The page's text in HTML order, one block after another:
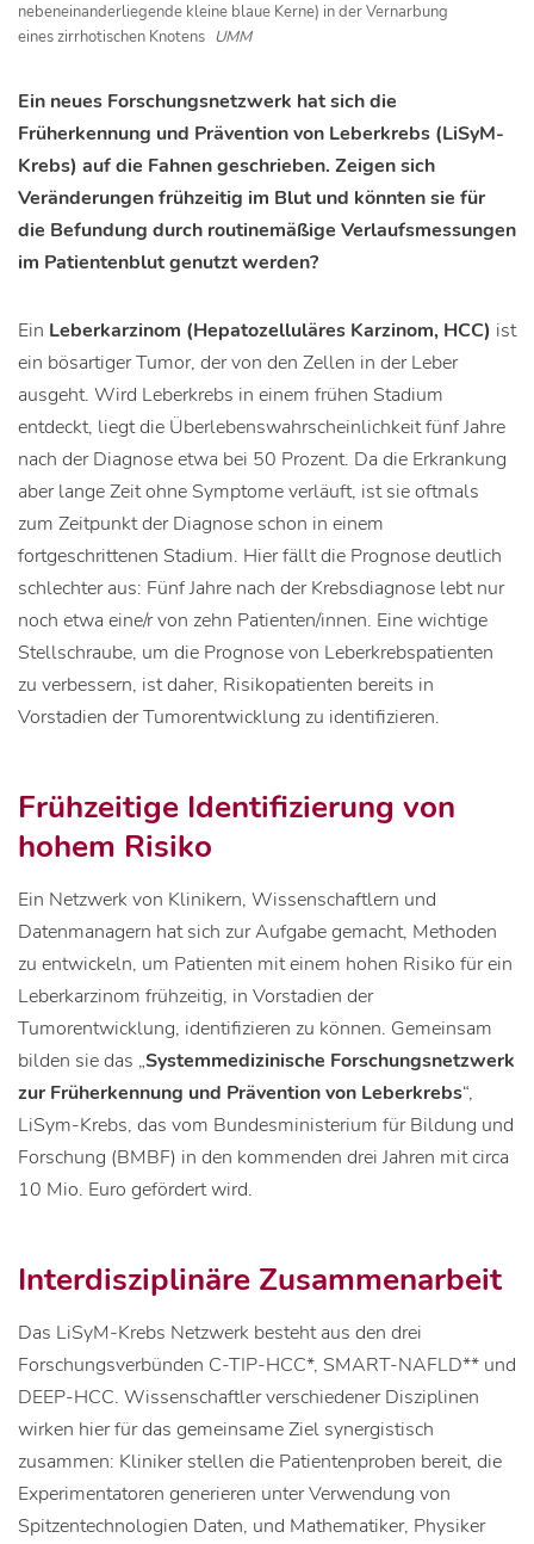
nebeneinanderliegende kleine blaue Kerne) in der Vernarbung
eines zirrhotischen Knotens UMM
Ein neues Forschungsnetzwerk hat sich die
Früherkennung und Prävention von Leberkrebs (LiSyM-
Krebs) auf die Fahnen geschrieben. Zeigen sich
Veränderungen frühzeitig im Blut und könnten sie für
die Befundung durch routinemäßige Verlaufsmessungen
im Patientenblut genutzt werden?
Ein Leberkarzinom (Hepatozelluläres Karzinom, HCC) ist
ein bösartiger Tumor, der von den Zellen in der Leber
ausgeht. Wird Leberkrebs in einem frühen Stadium
entdeckt, liegt die Überlebenswahrscheinlichkeit fünf Jahre
nach der Diagnose etwa bei 50 Prozent. Da die Erkrankung
aber lange Zeit ohne Symptome verläuft, ist sie oftmals
zum Zeitpunkt der Diagnose schon in einem
fortgeschrittenen Stadium. Hier fällt die Prognose deutlich
schlechter aus: Fünf Jahre nach der Krebsdiagnose lebt nur
noch etwa eine/r von zehn Patienten/innen. Eine wichtige
Stellschraube, um die Prognose von Leberkrebspatienten
zu verbessern, ist daher, Risikopatienten bereits in
Vorstadien der Tumorentwicklung zu identifizieren.
Frühzeitige Identifizierung von
hohem Risiko
Ein Netzwerk von Klinikern, Wissenschaftlern und
Datenmanagern hat sich zur Aufgabe gemacht, Methoden
zu entwickeln, um Patienten mit einem hohen Risiko für ein
Leberkarzinom frühzeitig, in Vorstadien der
Tumorentwicklung, identifizieren zu können. Gemeinsam
bilden sie das „Systemmedizinische Forschungsnetzwerk
zur Früherkennung und Prävention von Leberkrebs“,
LiSym-Krebs, das vom Bundesministerium für Bildung und
Forschung (BMBF) in den kommenden drei Jahren mit circa
10 Mio. Euro gefördert wird.
Interdisziplinäre Zusammenarbeit
Das LiSyM-Krebs Netzwerk besteht aus den drei
Forschungsverbünden C-TIP-HCC*, SMART-NAFLD** und
DEEP-HCC. Wissenschaftler verschiedener Disziplinen
wirken hier für das gemeinsame Ziel synergistisch
zusammen: Kliniker stellen die Patientenproben bereit, die
Experimentatoren generieren unter Verwendung von
Spitzentechnologien Daten, und Mathematiker, Physiker